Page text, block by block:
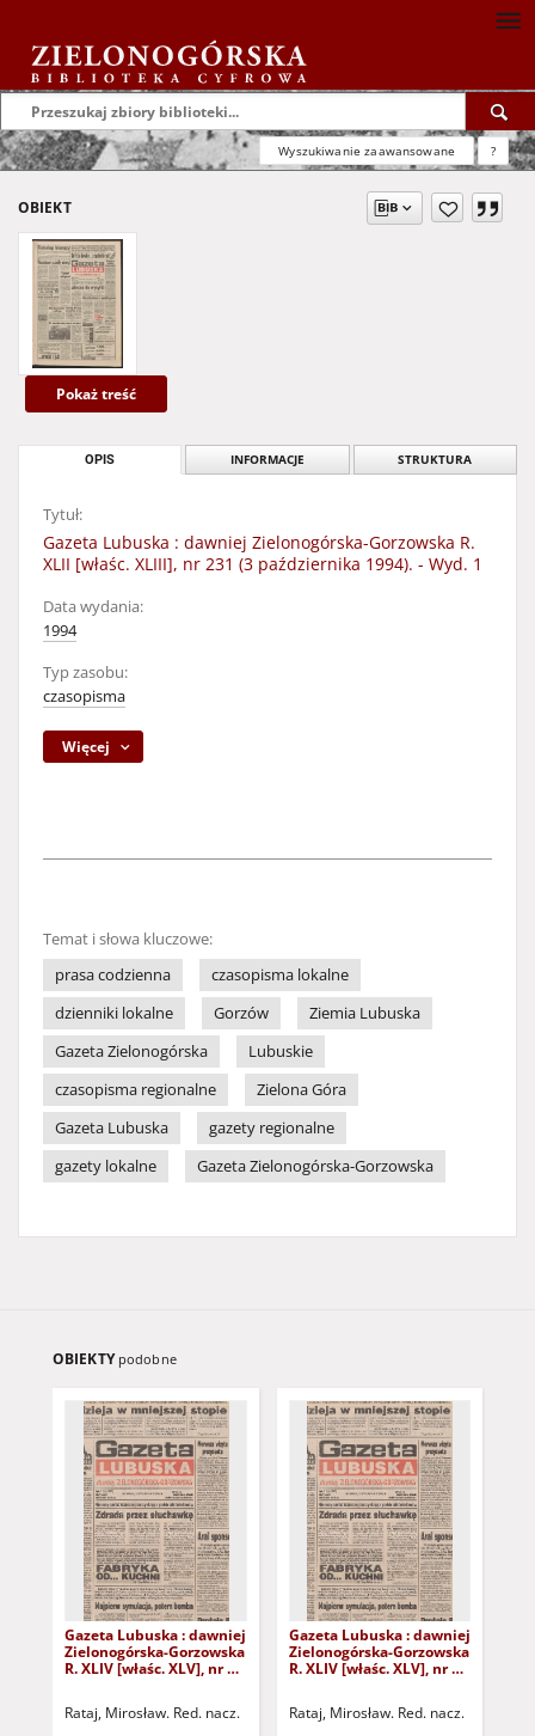
Wyszukiwanie zaawansowane ?
OBIEKT
Pokaż treść
OPIS INFORMACJE STRUKTURA
Tytuł:
Gazeta Lubuska : dawniej Zielonogórska-Gorzowska R.
XLII [właśc. XLIII], nr 231 (3 października 1994). - Wyd. 1
Data wydania:
1994
Typ zasobu:
czasopisma
Więcej
Temat i słowa kluczowe:
prasa codzienna
czasopisma lokalne
dzienniki lokalne
Gorzów
Ziemia Lubuska
Gazeta Zielonogórska
Lubuskie
czasopisma regionalne
Zielona Góra
Gazeta Lubuska
gazety regionalne
gazety lokalne
Gazeta Zielonogórska-Gorzowska
OBIEKTY podobne
Gazeta Lubuska : dawniej
Zielonogórska-Gorzowska
R. XLIV [właśc. XLV], nr 52
Rataj, Mirosław. Red. nacz.
Gazeta Lubuska : dawniej
Zielonogórska-Gorzowska
R. XLIV [właśc. XLV], nr 46
Rataj, Mirosław. Red. nacz.